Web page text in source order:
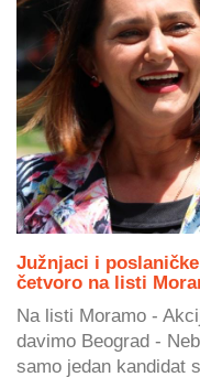
Južnjaci i
četvoro na listi
Na listi Moramo -
davimo Beograd -
samo jedan kandidat